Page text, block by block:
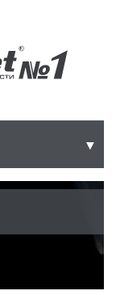
▼
▼
▼